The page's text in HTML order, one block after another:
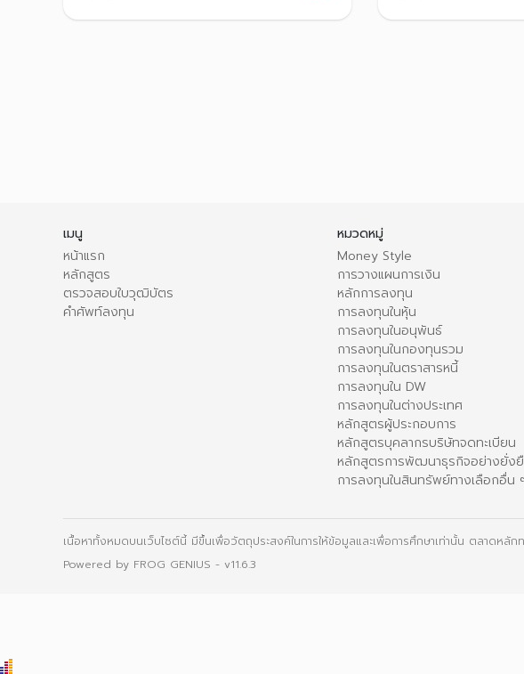
เมนู
หน้าแรก
หลักสูตร
ตรวจสอบใบวุฒิบัตร
คำศัพท์ลงทุน
หมวดหมู่
Money Style
การวางแผนการเงิน
หลักการลงทุน
การลงทุนในหุ้น
การลงทุนในอนุพันธ์
การลงทุนในกองทุนรวม
การลงทุนในตราสารหนี้
การลงทุนใน DW
การลงทุนในต่างประเทศ
หลักสูตรผู้ประกอบการ
หลักสูตรบุคลากรบริษัทจดทะเบียน
หลักสูตรการพัฒนาธุรกิจอย่างยั่ง
การลงทุนในสินทรัพย์ทางเลือกอื่น
เนื้อหาทั้งหมดบนเว็บไซต์นี้ มีขึ้นเพื่อวัตถุประสงค์ในการให้ข้อมูลและเพื่อการศึกษาเท่านั้น ตลาดหลั
Powered by FROG GENIUS - v11.6.3